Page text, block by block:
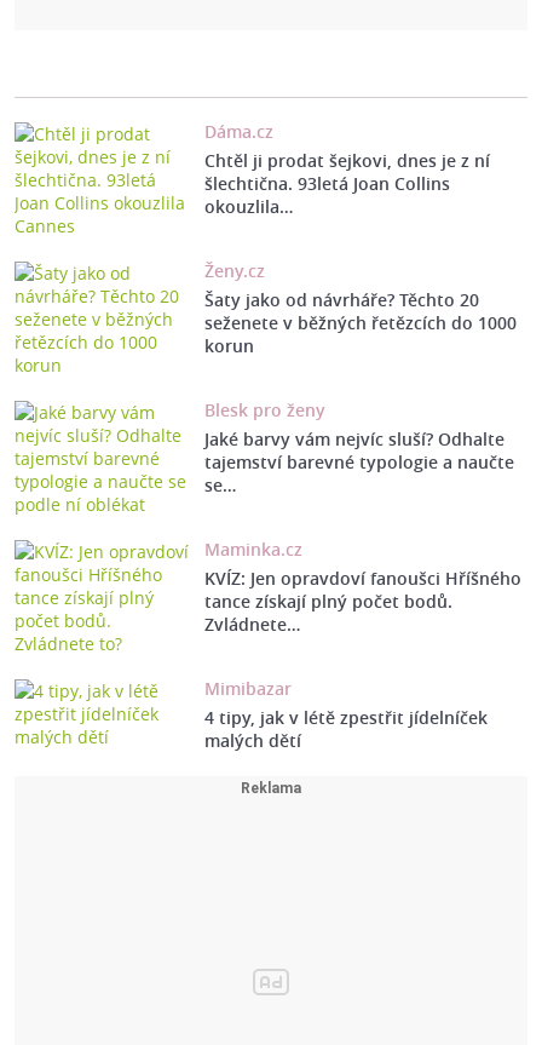
Dáma.cz
Chtěl ji prodat šejkovi, dnes je z ní
šlechtična. 93letá Joan Collins
okouzlila…
Ženy.cz
Šaty jako od návrháře? Těchto 20
seženete v běžných řetězcích do 1000
korun
Blesk pro ženy
Jaké barvy vám nejvíc sluší? Odhalte
tajemství barevné typologie a naučte
se…
Maminka.cz
KVÍZ: Jen opravdoví fanoušci Hříšného
tance získají plný počet bodů.
Zvládnete…
Mimibazar
4 tipy, jak v létě zpestřit jídelníček
malých dětí